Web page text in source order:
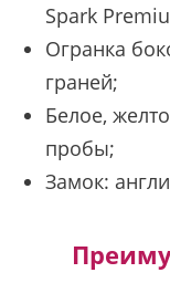
Spark
Огранка
граней;
Белое,
пробы;
Замок: